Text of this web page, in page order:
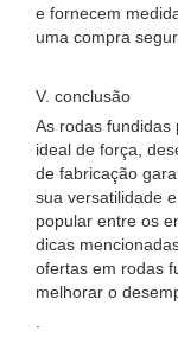
e fornecem
uma compra
V. conclusão
As rodas fundidas
ideal de força,
de fabricação
sua versatilidade
popular entre os
dicas
ofertas em rodas
melhorar o